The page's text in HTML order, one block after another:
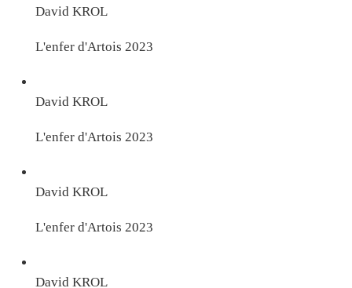
David KROL
L'enfer d'Artois 2023
David KROL
L'enfer d'Artois 2023
David KROL
L'enfer d'Artois 2023
David KROL